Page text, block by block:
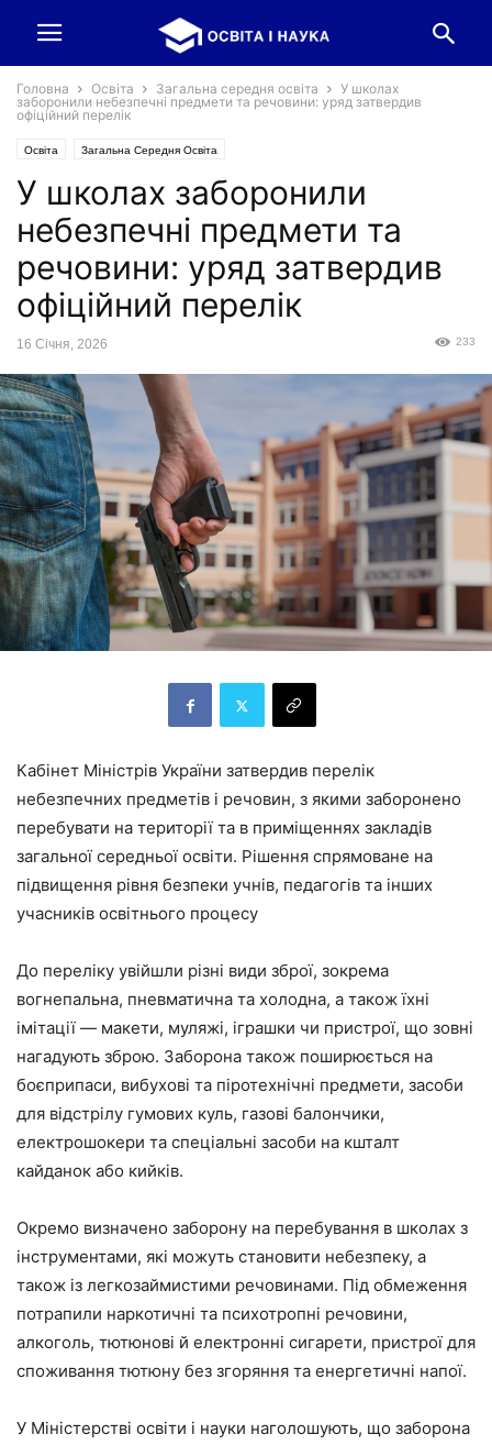
Головна Освіта Загальна середня освіта
У школах
заборонили небезпечні предмети та речовини: уряд затвердив
офіційний перелік
Освіта Загальна Середня Освіта
У школах заборонили
небезпечні предмети та
речовини: уряд затвердив
офіційний перелік
16 Січня, 2026 233
Кабінет Міністрів України затвердив перелік
небезпечних предметів і речовин, з якими заборонено
перебувати на території та в приміщеннях закладів
загальної середньої освіти. Рішення спрямоване на
підвищення рівня безпеки учнів, педагогів та інших
учасників освітнього процесу
До переліку увійшли різні види зброї, зокрема
вогнепальна, пневматична та холодна, а також їхні
імітації — макети, муляжі, іграшки чи пристрої, що зовні
нагадують зброю. Заборона також поширюється на
боєприпаси, вибухові та піротехнічні предмети, засоби
для відстрілу гумових куль, газові балончики,
електрошокери та спеціальні засоби на кшталт
кайданок або кийків.
Окремо визначено заборону на перебування в школах з
інструментами, які можуть становити небезпеку, а
також із легкозаймистими речовинами. Під обмеження
потрапили наркотичні та психотропні речовини,
алкоголь, тютюнові й електронні сигарети, пристрої для
споживання тютюну без згоряння та енергетичні напої.
У Міністерстві освіти і науки наголошують, що заборона